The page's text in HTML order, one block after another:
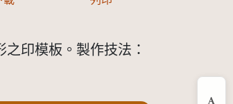
印模板。製作技法：